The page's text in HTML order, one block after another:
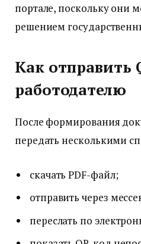
портале, поскольку они
решением
Как отправить
работодателю
После формирования
передать несколькими
скачать PDF-файл;
отправить через
переслать по